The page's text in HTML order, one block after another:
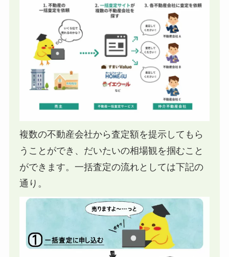
複数の不動産会社から査定額を提示してもら
うことができ、だいたいの相場観を掴むこと
ができます。一括査定の流れとしては下記の
通り。